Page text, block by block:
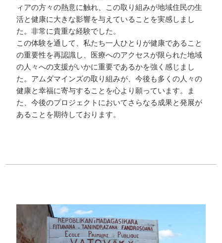
ィアの方々の熱意に触れ、この取り組みが地域住民の生
活と健康に大きな影響を与えていることを実感しまし
た。非常に貴重な経験でした。
この体験を通して、私たち一人ひとりが健康であること
の重要性を再認識し、医療へのアクセスが限られた地域
の人々への支援がいかに重要であるかを強く感じまし
た。アムダマインズの取り組みが、今後も多くの人々の
健康と幸福に寄与することを心より願っています。ま
た、今後のプロジェクトにおいてさらなる成果と発展が
あることを期待しております。